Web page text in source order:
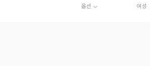
옵션
여성